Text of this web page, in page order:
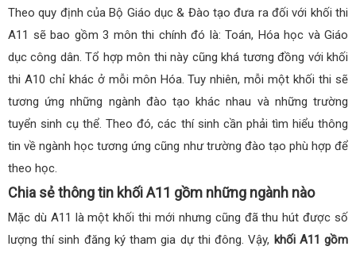
Theo quy định của Bộ Giáo dục & Đào tạo đưa ra đối với khối thi
A11 sẽ bao gồm 3 môn thi chính đó là: Toán, Hóa học và Giáo
dục công dân. Tổ hợp môn thi này cũng khá tương đồng với khối
thi A10 chỉ khác ở mỗi môn Hóa. Tuy nhiên, mỗi một khối thi sẽ
tương ứng những ngành đào tạo khác nhau và những trường
tuyển sinh cụ thể. Theo đó, các thí sinh cần phải tìm hiểu thông
tin về ngành học tương ứng cũng như trường đào tạo phù hợp để
theo học.
Chia sẻ thông tin khối A11 gồm những ngành nào
Mặc dù A11 là một khối thi mới nhưng cũng đã thu hút được số
lượng thí sinh đăng ký tham gia dự thi đông. Vậy, khối A11 gồm